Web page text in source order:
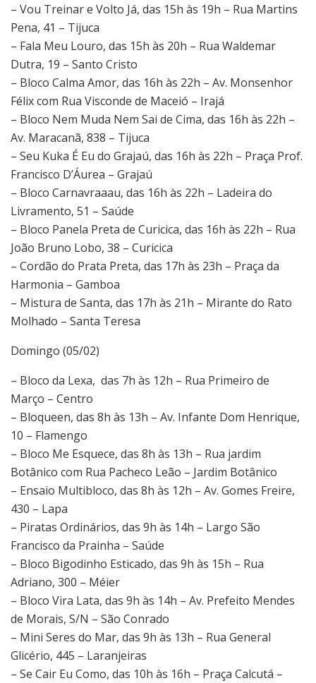
– Vou Treinar e Volto Já, das 15h às 19h – Rua Martins
Pena, 41 – Tijuca
– Fala Meu Louro, das 15h às 20h – Rua Waldemar
Dutra, 19 – Santo Cristo
– Bloco Calma Amor, das 16h às 22h – Av. Monsenhor
Félix com Rua Visconde de Maceió – Irajá
– Bloco Nem Muda Nem Sai de Cima, das 16h às 22h –
Av. Maracanã, 838 – Tijuca
– Seu Kuka É Eu do Grajaú, das 16h às 22h – Praça Prof.
Francisco D’Áurea – Grajaú
– Bloco Carnavraaau, das 16h às 22h – Ladeira do
Livramento, 51 – Saúde
– Bloco Panela Preta de Curicica, das 16h às 22h – Rua
João Bruno Lobo, 38 – Curicica
– Cordão do Prata Preta, das 17h às 23h – Praça da
Harmonia – Gamboa
– Mistura de Santa, das 17h às 21h – Mirante do Rato
Molhado – Santa Teresa
Domingo (05/02)
– Bloco da Lexa, das 7h às 12h – Rua Primeiro de
Março – Centro
– Bloqueen, das 8h às 13h – Av. Infante Dom Henrique,
10 – Flamengo
– Bloco Me Esquece, das 8h às 13h – Rua jardim
Botânico com Rua Pacheco Leão – Jardim Botânico
– Ensaio Multibloco, das 8h às 12h – Av. Gomes Freire,
430 – Lapa
– Piratas Ordinários, das 9h às 14h – Largo São
Francisco da Prainha – Saúde
– Bloco Bigodinho Esticado, das 9h às 15h – Rua
Adriano, 300 – Méier
– Bloco Vira Lata, das 9h às 14h – Av. Prefeito Mendes
de Morais, S/N – São Conrado
– Mini Seres do Mar, das 9h às 13h – Rua General
Glicério, 445 – Laranjeiras
– Se Cair Eu Como, das 10h às 16h – Praça Calcutá –